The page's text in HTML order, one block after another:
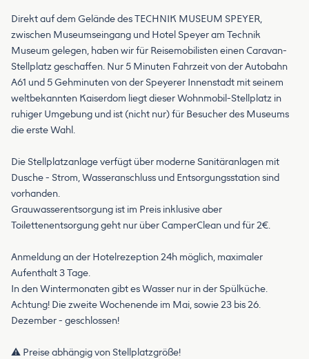
Direkt auf dem Gelände des TECHNIK MUSEUM SPEYER,
zwischen Museumseingang und Hotel Speyer am Technik
Museum gelegen, haben wir für Reisemobilisten einen Caravan-
Stellplatz geschaffen. Nur 5 Minuten Fahrzeit von der Autobahn
A61 und 5 Gehminuten von der Speyerer Innenstadt mit seinem
weltbekannten Kaiserdom liegt dieser Wohnmobil-Stellplatz in
ruhiger Umgebung und ist (nicht nur) für Besucher des Museums
die erste Wahl.
Die Stellplatzanlage verfügt über moderne Sanitäranlagen mit
Dusche - Strom, Wasseranschluss und Entsorgungsstation sind
vorhanden.
Grauwasserentsorgung ist im Preis inklusive aber
Toilettenentsorgung geht nur über CamperClean und für 2€.
Anmeldung an der Hotelrezeption 24h möglich, maximaler
Aufenthalt 3 Tage.
In den Wintermonaten gibt es Wasser nur in der Spülküche.
Achtung! Die zweite Wochenende im Mai, sowie 23 bis 26.
Dezember - geschlossen!
⚠️ Preise abhängig von Stellplatzgröße!